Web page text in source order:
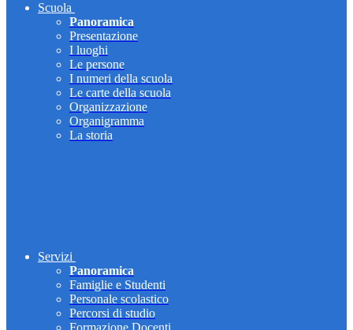
Scuola
Panoramica
Presentazione
I luoghi
Le persone
I numeri della scuola
Le carte della scuola
Organizzazione
Organigramma
La storia
Servizi
Panoramica
Famiglie e Studenti
Personale scolastico
Percorsi di studio